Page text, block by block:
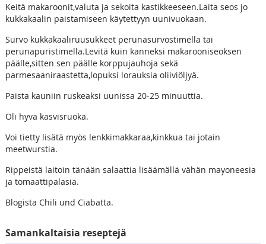
Keitä makaroonit,valuta ja sekoita kastikkeeseen.Laita seos jo
kukkakaalin paistamiseen käytettyyn uunivuokaan.
Survo kukkakaaliruusukkeet perunasurvostimella tai
perunapuristimella.Levitä kuin kanneksi makarooniseoksen
päälle,sitten sen päälle korppujauhoja sekä
parmesaaniraastetta,lopuksi lorauksia oliiviöljyä.
Paista kauniin ruskeaksi uunissa 20-25 minuuttia.
Oli hyvä kasvisruoka.
Voi tietty lisätä myös lenkkimakkaraa,kinkkua tai jotain
meetwurstia.
Rippeistä laitoin tänään salaattia lisäämällä vähän mayoneesia
ja tomaattipalasia.
Blogista Chili und Ciabatta.
Samankaltaisia reseptejä